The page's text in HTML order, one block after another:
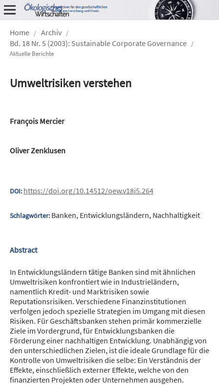
Home / Archiv /
Bd. 18 Nr. 5 (2003): Sustainable Corporate Governance /
Aktuelle Berichte
Umweltrisiken verstehen
François Mercier
Oliver Zenklusen
DOI: https://doi.org/10.14512/oew.v18i5.264
Schlagwörter: Banken, Entwicklungsländern, Nachhaltigkeit
Abstract
In Entwicklungsländern tätige Banken sind mit ähnlichen
Umweltrisiken konfrontiert wie in Industrieländern,
namentlich Kredit- und Marktrisiken sowie
Reputationsrisiken. Verschiedene Finanzinstitutionen
verfolgen jedoch spezielle Strategien im Umgang mit diesen
Risiken. Für Geschäftsbanken ste­hen primär kommerzielle
Ziele im Vordergrund, für Entwicklungsbanken die
Förderung einer nachhaltigen Entwicklung. Unabhängig von
den unterschiedlichen Zielen, ist die ideale Grundlage für die
Kontrolle von Umweltrisiken die selbe: Ein Verständnis der
Effekte, einschließlich externer Effekte, welche von den
finanzierten Projekten oder Unternehmen ausgehen.